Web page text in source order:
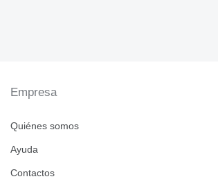
Empresa
Quiénes somos
Ayuda
Contactos